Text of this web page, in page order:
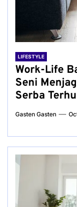
LIFESTYLE
Work-Life
Seni
Serba
Gasten Gasten